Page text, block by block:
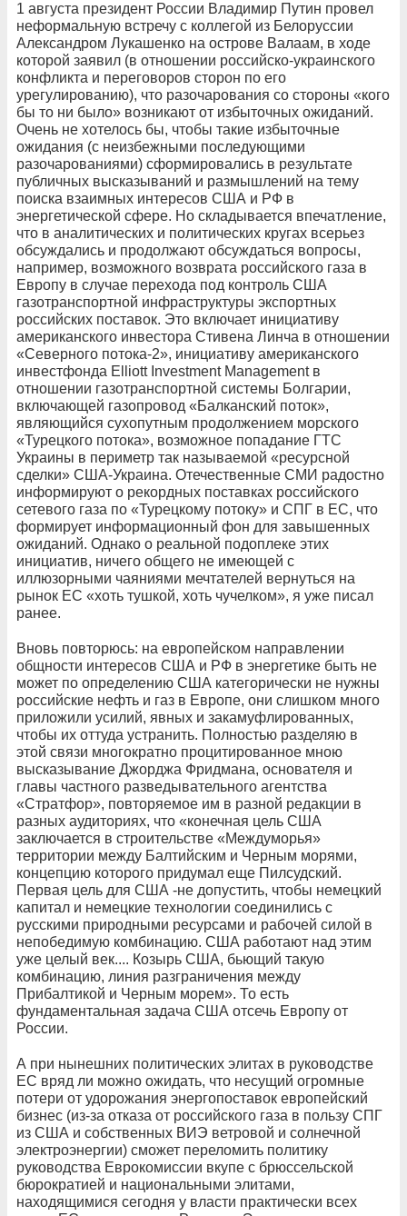
1 августа президент России Владимир Путин провел
неформальную встречу с коллегой из Белоруссии
Александром Лукашенко на острове Валаам, в ходе
которой заявил (в отношении российско-украинского
конфликта и переговоров сторон по его
урегулированию), что разочарования со стороны «кого
бы то ни было» возникают от избыточных ожиданий.
Очень не хотелось бы, чтобы такие избыточные
ожидания (с неизбежными последующими
разочарованиями) сформировались в результате
публичных высказываний и размышлений на тему
поиска взаимных интересов США и РФ в
энергетической сфере. Но складывается впечатление,
что в аналитических и политических кругах всерьез
обсуждались и продолжают обсуждаться вопросы,
например, возможного возврата российского газа в
Европу в случае перехода под контроль США
газотранспортной инфраструктуры экспортных
российских поставок. Это включает инициативу
американского инвестора Стивена Линча в отношении
«Северного потока-2», инициативу американского
инвестфонда Elliott Investment Management в
отношении газотранспортной системы Болгарии,
включающей газопровод «Балканский поток»,
являющийся сухопутным продолжением морского
«Турецкого потока», возможное попадание ГТС
Украины в периметр так называемой «ресурсной
сделки» США-Украина. Отечественные СМИ радостно
информируют о рекордных поставках российского
сетевого газа по «Турецкому потоку» и СПГ в ЕС, что
формирует информационный фон для завышенных
ожиданий. Однако о реальной подоплеке этих
инициатив, ничего общего не имеющей с
иллюзорными чаяниями мечтателей вернуться на
рынок ЕС «хоть тушкой, хоть чучелком», я уже писал
ранее.
Вновь повторюсь: на европейском направлении
общности интересов США и РФ в энергетике быть не
может по определению США категорически не нужны
российские нефть и газ в Европе, они слишком много
приложили усилий, явных и закамуфлированных,
чтобы их оттуда устранить. Полностью разделяю в
этой связи многократно процитированное мною
высказывание Джорджа Фридмана, основателя и
главы частного разведывательного агентства
«Стратфор», повторяемое им в разной редакции в
разных аудиториях, что «конечная цель США
заключается в строительстве «Междуморья»
территории между Балтийским и Черным морями,
концепцию которого придумал еще Пилсудский.
Первая цель для США -не допустить, чтобы немецкий
капитал и немецкие технологии соединились с
русскими природными ресурсами и рабочей силой в
непобедимую комбинацию. США работают над этим
уже целый век.... Козырь США, бьющий такую
комбинацию, линия разграничения между
Прибалтикой и Черным морем». То есть
фундаментальная задача США отсечь Европу от
России.
А при нынешних политических элитах в руководстве
ЕС вряд ли можно ожидать, что несущий огромные
потери от удорожания энергопоставок европейский
бизнес (из-за отказа от российского газа в пользу СПГ
из США и собственных ВИЭ ветровой и солнечной
электроэнергии) сможет переломить политику
руководства Еврокомиссии вкупе с брюссельской
бюрократией и национальными элитами,
находящимися сегодня у власти практически всех